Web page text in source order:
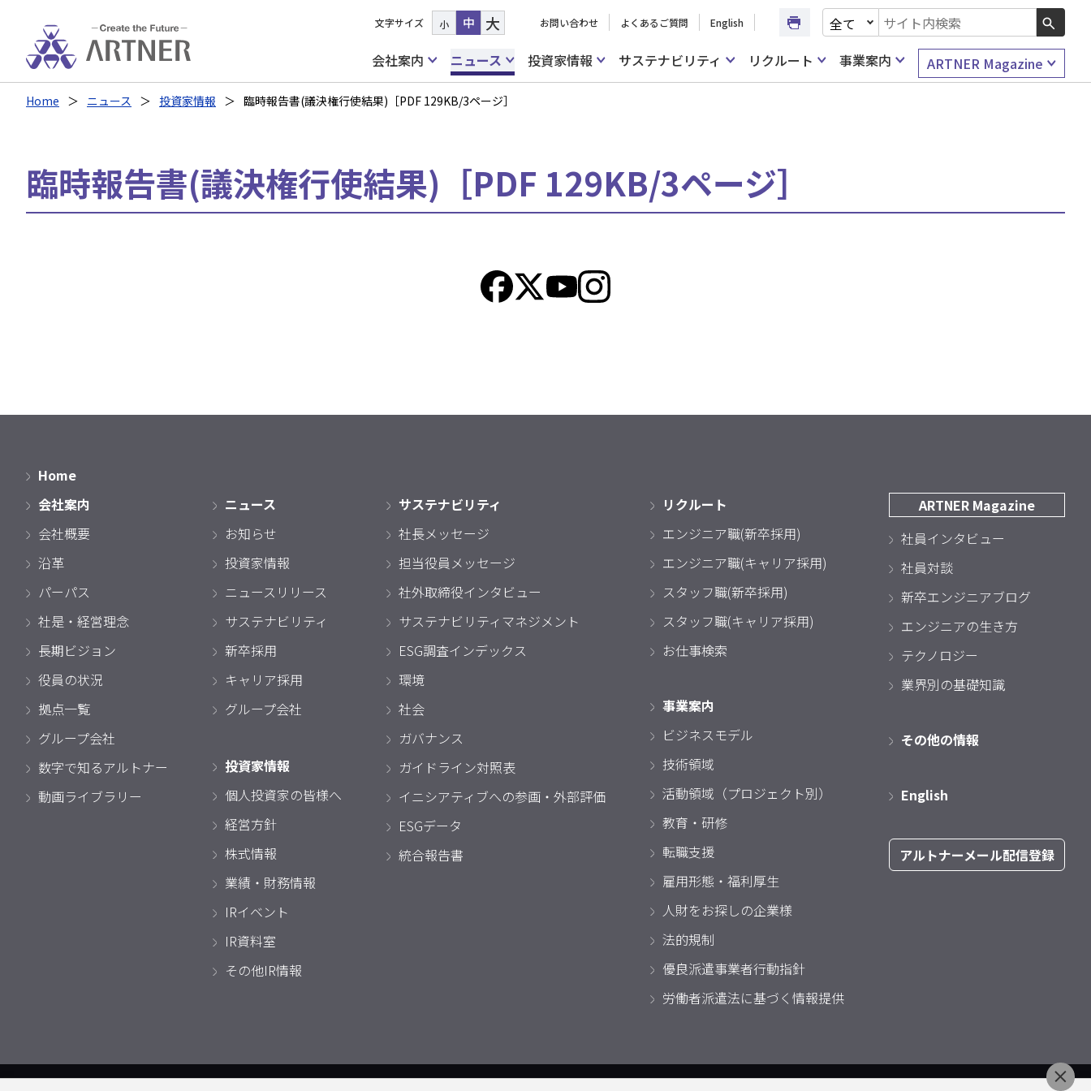
文字サイズ 小 中 大 お問い合わせ よくあるご質問 English
文書種別を選択
検索キーワード入力
会社案内
ニュース 投資家情報 サステナビリティ リクルート 事業案内 ARTNER Magazine
Home ニュース 投資家情報 臨時報告書(議決権行使結果)［PDF 129KB/3ページ］
臨時報告書(議決権行使結果)［PDF 129KB/3ページ］
Home
会社案内
会社概要
沿革
パーパス
社是・経営理念
長期ビジョン
役員の状況
拠点一覧
グループ会社
数字で知るアルトナー
動画ライブラリー
ニュース
お知らせ
投資家情報
ニュースリリース
サステナビリティ
新卒採用
キャリア採用
グループ会社
投資家情報
個人投資家の皆様へ
経営方針
株式情報
業績・財務情報
IRイベント
IR資料室
その他IR情報
サステナビリティ
社長メッセージ
担当役員メッセージ
社外取締役インタビュー
サステナビリティマネジメント
ESG調査インデックス
環境
社会
ガバナンス
ガイドライン対照表
イニシアティブへの参画・外部評価
ESGデータ
統合報告書
リクルート
エンジニア職(新卒採用)
エンジニア職(キャリア採用)
スタッフ職(新卒採用)
スタッフ職(キャリア採用)
お仕事検索
事業案内
ビジネスモデル
技術領域
活動領域（プロジェクト別）
教育・研修
転職支援
雇用形態・福利厚生
人財をお探しの企業様
法的規制
優良派遣事業者行動指針
労働者派遣法に基づく情報提供
ARTNER Magazine
社員インタビュー
社員対談
新卒エンジニアブログ
エンジニアの生き方
テクノロジー
業界別の基礎知識
その他の情報
English
アルトナーメール配信登録